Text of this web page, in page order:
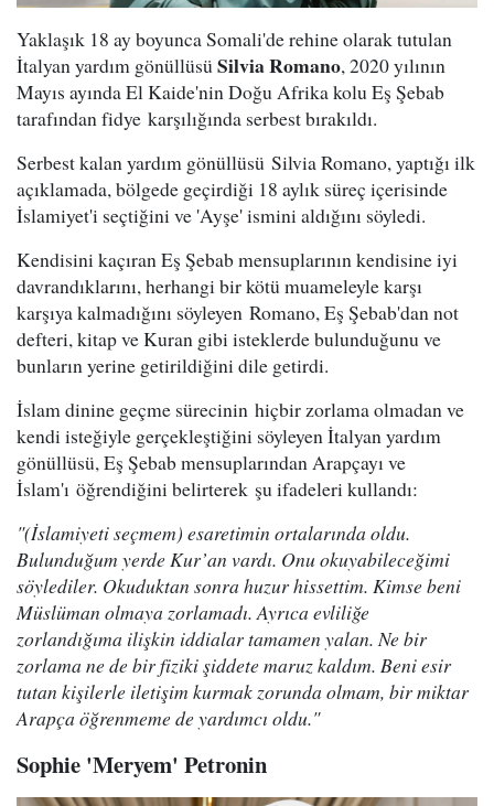
Yaklaşık 18 ay boyunca Somali'de rehine olarak tutulan
İtalyan yardım gönüllüsü Silvia Romano, 2020 yılının
Mayıs ayında El Kaide'nin Doğu Afrika kolu Eş Şebab
tarafından fidye karşılığında serbest bırakıldı.
Serbest kalan yardım gönüllüsü Silvia Romano, yaptığı ilk
açıklamada, bölgede geçirdiği 18 aylık süreç içerisinde
İslamiyet'i seçtiğini ve 'Ayşe' ismini aldığını söyledi.
Kendisini kaçıran Eş Şebab mensuplarının kendisine iyi
davrandıklarını, herhangi bir kötü muameleyle karşı
karşıya kalmadığını söyleyen Romano, Eş Şebab'dan not
defteri, kitap ve Kuran gibi isteklerde bulunduğunu ve
bunların yerine getirildiğini dile getirdi.
İslam dinine geçme sürecinin hiçbir zorlama olmadan ve
kendi isteğiyle gerçekleştiğini söyleyen İtalyan yardım
gönüllüsü, Eş Şebab mensuplarından Arapçayı ve
İslam'ı öğrendiğini belirterek şu ifadeleri kullandı:
"(İslamiyeti seçmem) esaretimin ortalarında oldu.
Bulunduğum yerde Kur’an vardı. Onu okuyabileceğimi
söylediler. Okuduktan sonra huzur hissettim. Kimse beni
Müslüman olmaya zorlamadı. Ayrıca evliliğe
zorlandığıma ilişkin iddialar tamamen yalan. Ne bir
zorlama ne de bir fiziki şiddete maruz kaldım. Beni esir
tutan kişilerle iletişim kurmak zorunda olmam, bir miktar
Arapça öğrenmeme de yardımcı oldu."
Sophie 'Meryem' Petronin